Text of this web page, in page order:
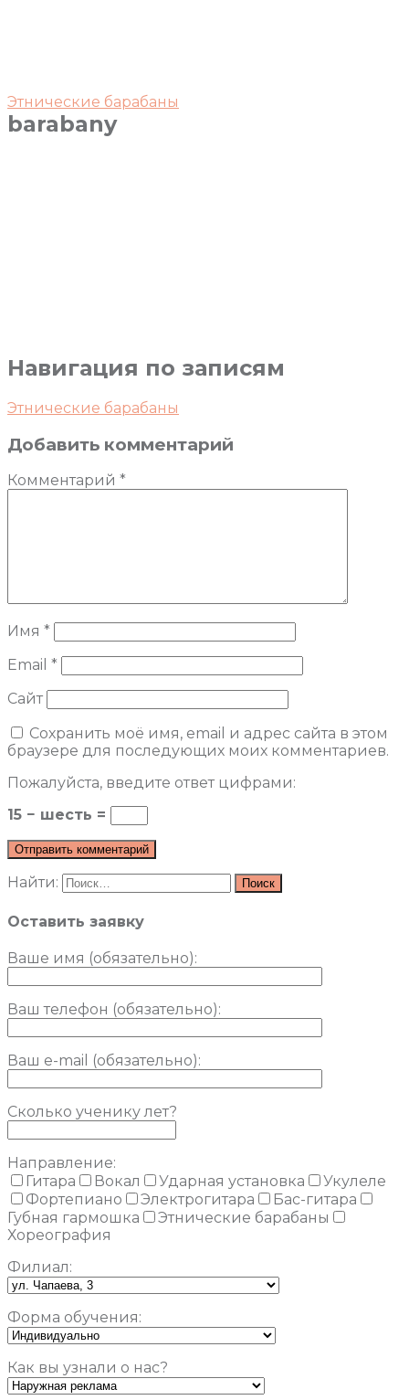
Этнические барабаны
barabany
Навигация по записям
Этнические барабаны
Добавить комментарий
Комментарий *
Имя *
Email *
Сайт
Сохранить моё имя, email и адрес сайта в этом
браузере для последующих моих комментариев.
Пожалуйста, введите ответ цифрами:
15 − шесть =
Найти:
Оставить заявку
Ваше имя (обязательно):
Ваш телефон (обязательно):
Ваш e-mail (обязательно):
Сколько ученику лет?
Направление:
Гитара
Вокал Ударная установка
Укулеле
Фортепиано
Электрогитара
Бас-гитара
Губная гармошка
Этнические барабаны
Хореография
Филиал:
Форма обучения:
Как вы узнали о нас?